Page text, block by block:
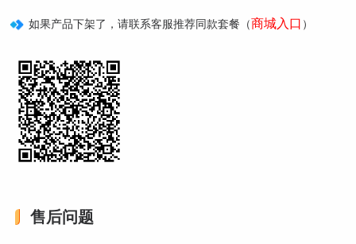
如果产品下架了，请联系客服推荐同款套餐（商城入口 ）
售后问题